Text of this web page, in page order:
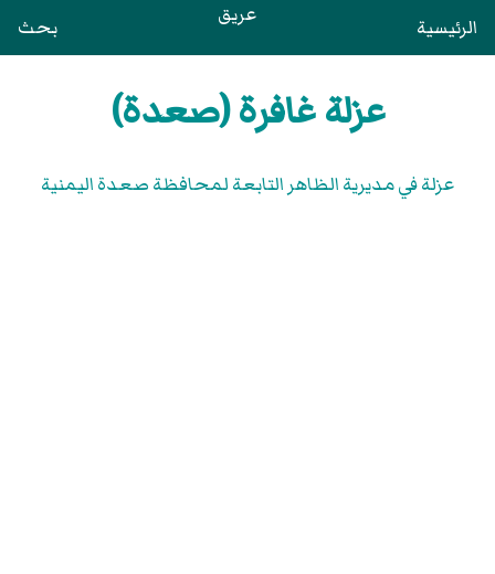
الرئيسية عريق بحث
عزلة غافرة (صعدة)
عزلة في مديرية الظاهر التابعة لمحافظة صعدة اليمنية